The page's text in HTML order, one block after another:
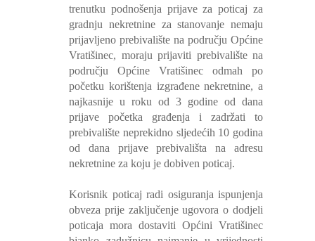
trenutku podnošenja prijave za poticaj za
gradnju nekretnine za stanovanje nemaju
prijavljeno prebivalište na području Općine
Vratišinec, moraju prijaviti prebivalište na
području Općine Vratišinec odmah po
početku korištenja izgrađene nekretnine, a
najkasnije u roku od 3 godine od dana
prijave početka građenja i zadržati to
prebivalište neprekidno sljedećih 10 godina
od dana prijave prebivališta na adresu
nekretnine za koju je dobiven poticaj.
Korisnik poticaj radi osiguranja ispunjenja
obveza prije zaključenje ugovora o dodjeli
poticaja mora dostaviti Općini Vratišinec